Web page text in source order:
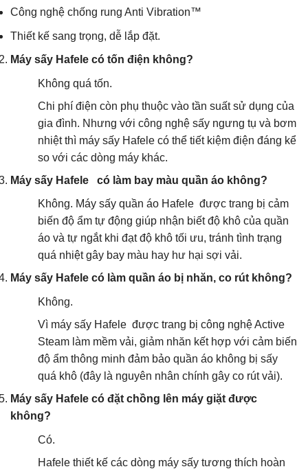
Công nghệ chống rung Anti Vibration™
Thiết kế sang trọng, dễ lắp đặt.
Máy sấy Hafele có tốn điện không?
Không quá tốn.
Chi phí điện còn phụ thuộc vào tần suất sử dụng của
gia đình. Nhưng với công nghệ sấy ngưng tụ và bơm
nhiệt thì máy sấy Hafele có thể tiết kiệm điện đáng kể
so với các dòng máy khác.
Máy sấy Hafele có làm bay màu quần áo không?
Không. Máy sấy quần áo Hafele được trang bị cảm
biến độ ẩm tự động giúp nhận biết độ khô của quần
áo và tự ngắt khi đạt độ khô tối ưu, tránh tình trạng
quá nhiệt gây bay màu hay hư hại sợi vải.
Máy sấy Hafele có làm quần áo bị nhăn, co rút không?
Không.
Vì máy sấy Hafele được trang bị công nghệ Active
Steam làm mềm vải, giảm nhăn kết hợp với cảm biến
độ ẩm thông minh đảm bảo quần áo không bị sấy
quá khô (đây là nguyên nhân chính gây co rút vải).
Máy sấy Hafele có đặt chồng lên máy giặt được
không?
Có.
Hafele thiết kế các dòng máy sấy tương thích hoàn